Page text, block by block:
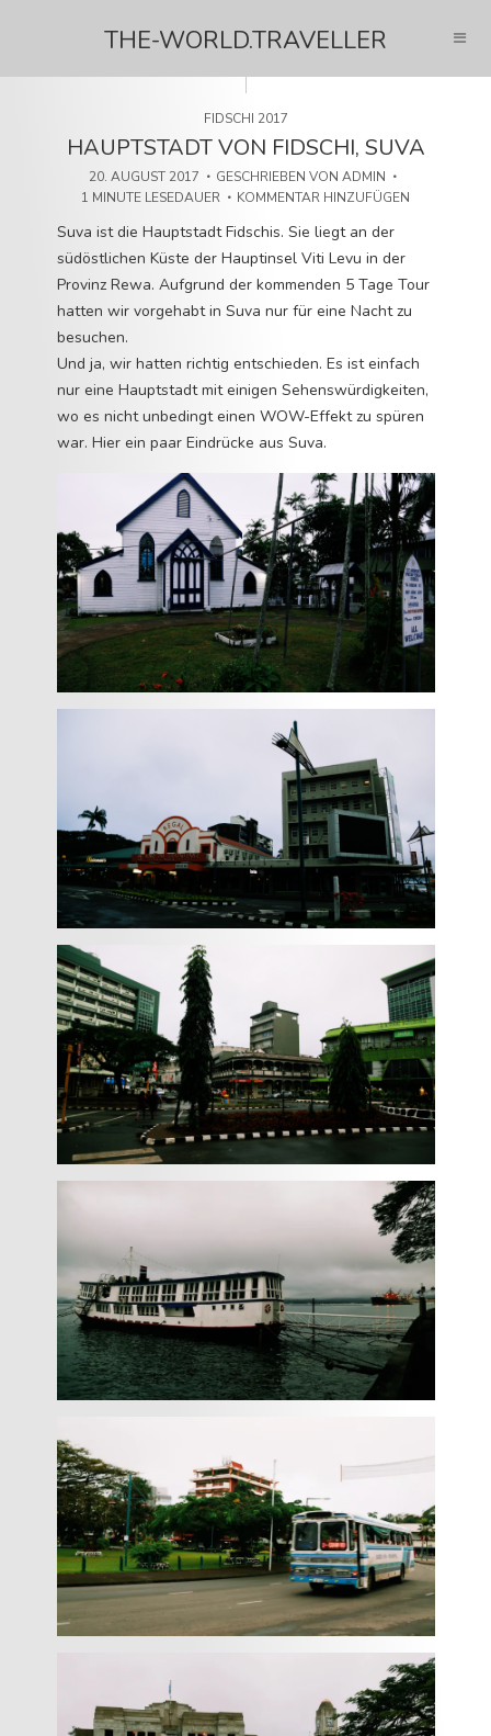
THE-WORLD.TRAVELLER
FIDSCHI 2017
HAUPTSTADT VON FIDSCHI, SUVA
20. AUGUST 2017 GESCHRIEBEN VON ADMIN
1 MINUTE LESEDAUER
KOMMENTAR HINZUFÜGEN
Suva ist die Hauptstadt Fidschis. Sie liegt an der
südöstlichen Küste der Hauptinsel Viti Levu in der
Provinz Rewa. Aufgrund der kommenden 5 Tage Tour
hatten wir vorgehabt in Suva nur für eine Nacht zu
besuchen.
Und ja, wir hatten richtig entschieden. Es ist einfach
nur eine Hauptstadt mit einigen Sehenswürdigkeiten,
wo es nicht unbedingt einen WOW-Effekt zu spüren
war. Hier ein paar Eindrücke aus Suva.